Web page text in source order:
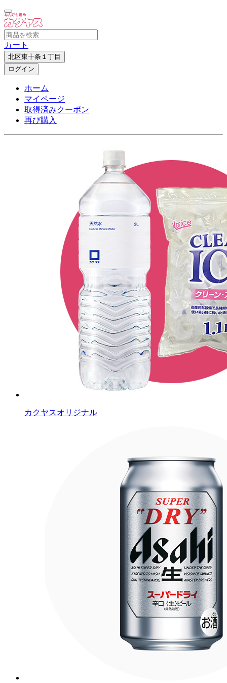
カート
北区東十条１丁目
ログイン
ホーム
マイページ
取得済みクーポン
再び購入
カクヤスオリジナル